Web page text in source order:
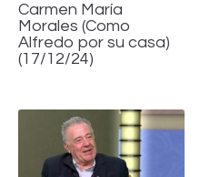
Carmen María
Morales (Como
Alfredo por su casa)
(17/12/24)